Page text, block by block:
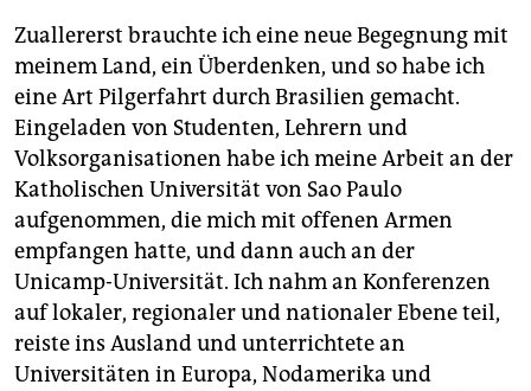
Zuallererst brauchte ich eine neue Begegnung mit
meinem Land, ein Überdenken, und so habe ich
eine Art Pilgerfahrt durch Brasilien gemacht.
Eingeladen von Studenten, Lehrern und
Volksorganisationen habe ich meine Arbeit an der
Katholischen Universität von Sao Paulo
aufgenommen, die mich mit offenen Armen
empfangen hatte, und dann auch an der
Unicamp-Universität. Ich nahm an Konferenzen
auf lokaler, regionaler und nationaler Ebene teil,
reiste ins Ausland und unterrichtete an
Universitäten in Europa, Nodamerika und